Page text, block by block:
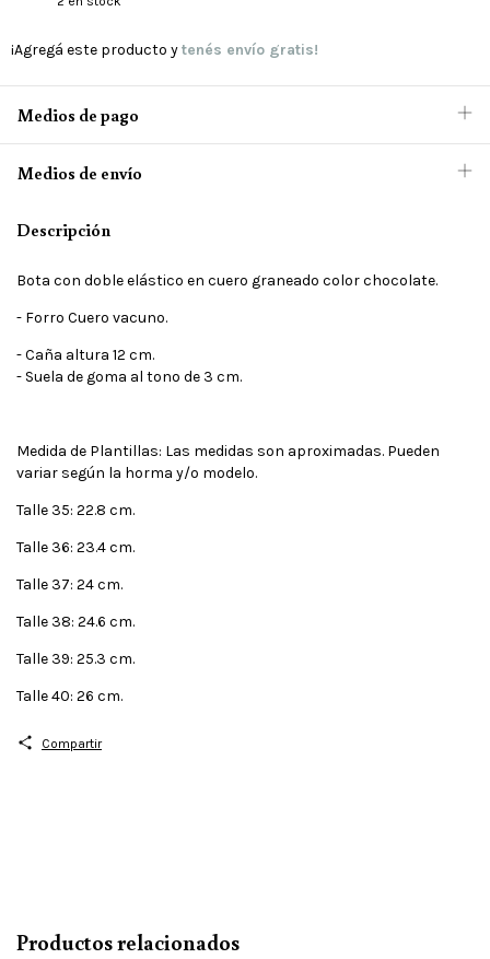
¡Agregá este producto ytenés envío gratis!
Medios de pago
Medios de envío
Descripción
Bota con doble elástico en cuero graneado color chocolate.
- Forro Cuero vacuno.
- Caña altura 12 cm.
- Suela de goma al tono de 3 cm.
Medida de Plantillas: Las medidas son aproximadas. Pueden
variar según la horma y/o modelo.
Talle 35: 22.8 cm.
Talle 36: 23.4 cm.
Talle 37: 24 cm.
Talle 38: 24.6 cm.
Talle 39: 25.3 cm.
Talle 40: 26 cm.
Compartir
Productos relacionados